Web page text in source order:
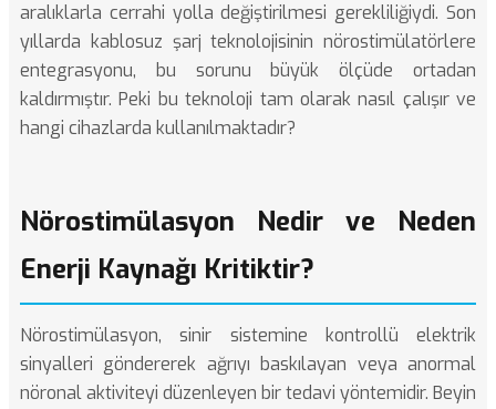
aralıklarla cerrahi yolla değiştirilmesi gerekliliğiydi. Son
yıllarda kablosuz şarj teknolojisinin nörostimülatörlere
entegrasyonu, bu sorunu büyük ölçüde ortadan
kaldırmıştır. Peki bu teknoloji tam olarak nasıl çalışır ve
hangi cihazlarda kullanılmaktadır?
Nörostimülasyon Nedir ve Neden
Enerji Kaynağı Kritiktir?
Nörostimülasyon, sinir sistemine kontrollü elektrik
sinyalleri göndererek ağrıyı baskılayan veya anormal
nöronal aktiviteyi düzenleyen bir tedavi yöntemidir. Beyin